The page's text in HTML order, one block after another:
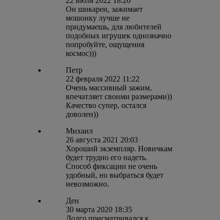
Он шикарен, зажимает
мошонку лучше не
придумаешь, для любителей
подобных игрушек однозначно
попробуйте, ощущения
космос)))
Петр
22 февраля 2022 11:22
Очень массивный зажим,
впечатляет своими размерами))
Качество супер, остался
доволен))
Михаил
26 августа 2021 20:03
Хороший экземпляр. Новичкам
будет трудно его надеть.
Способ фиксации не очень
удобный, но выбраться будет
невозможно.
Ден
30 марта 2020 18:35
Долго присматривался к